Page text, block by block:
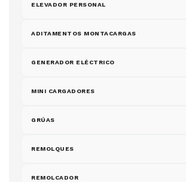
ELEVADOR PERSONAL
ADITAMENTOS MONTACARGAS
GENERADOR ELÉCTRICO
MINI CARGADORES
GRÚAS
REMOLQUES
REMOLCADOR